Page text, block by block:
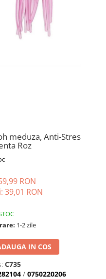
meduza, Anti-Stres
Roz
RON
39,01 RON
1-2 zile
IN COS
C735
/ 0750220206